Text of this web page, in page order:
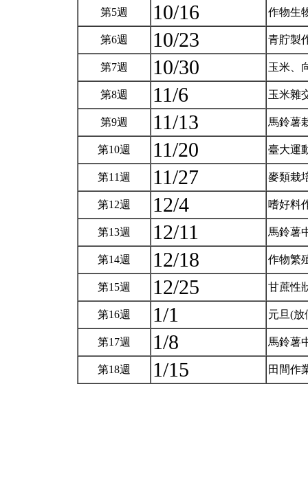
第5週 10/16 作物生
第6週 10/23 青貯製
第7週 10/30 玉米、
第8週 11/6 玉米雜
第9週 11/13 馬鈴薯
第10週 11/20 臺大運
第11週 11/27 麥類栽
第12週 12/4 嗜好料
第13週 12/11 馬鈴薯
第14週 12/18 作物繁
第15週 12/25 甘蔗性
第16週 1/1 元旦(
第17週 1/8 馬鈴薯
第18週 1/15 田間作